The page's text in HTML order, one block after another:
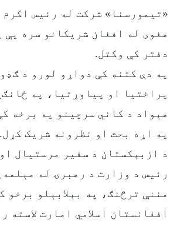
«تیمورسنا» شرکت له رئیس اکرم
هغوی له افغان شریکانو سره یې
دفتر کې وکتل.
په دې کتنه کې دواړو لورو د
پراختیا او پیاوړتیا، په
هېواد د کاني سرچینو په برخه
په اړه بحث او نظرونه شریک کړل.
د ازبېکستان د سفیر مرستیال
رئیس د وزارت د رهبرۍ له
مننې ترڅنګ، په بېلابېلو برخو
افغانستان اسلامي امارت لاسته